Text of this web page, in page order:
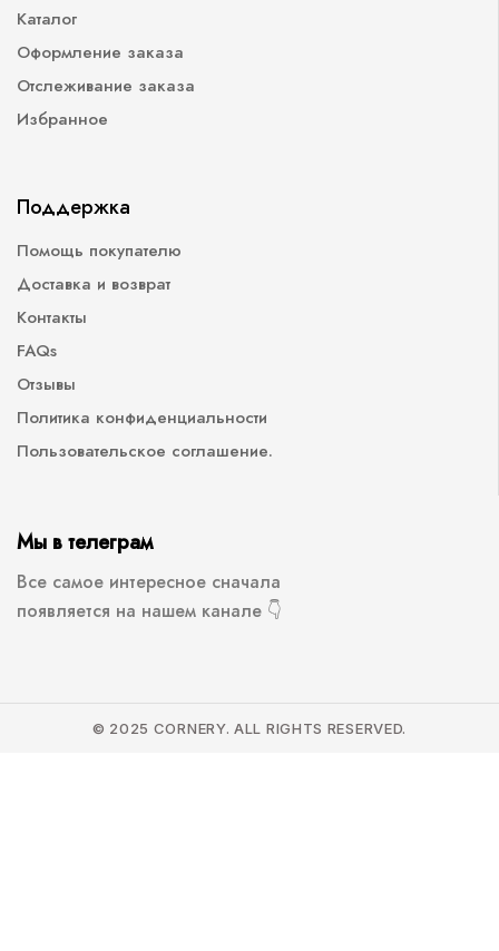
Каталог
Оформление заказа
Отслеживание заказа
Избранное
Поддержка
Помощь покупателю
Доставка и возврат
Контакты
FAQs
Отзывы
Политика конфиденциальности
Пользовательское соглашение.
Мы в телеграм
Все самое интересное сначала
появляется на нашем канале 👇
© 2025 CORNERY. ALL RIGHTS RESERVED.